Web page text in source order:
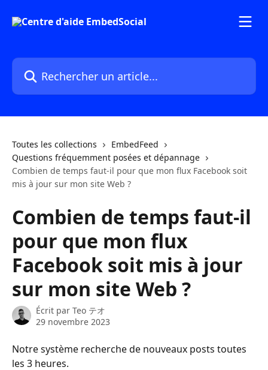
Rechercher un article...
Toutes les collections
EmbedFeed
Questions fréquemment posées et dépannage
Combien de temps faut-il pour que mon flux Facebook soit
mis à jour sur mon site Web ?
Combien de temps faut-il
pour que mon flux
Facebook soit mis à jour
sur mon site Web ?
Écrit par Teo テオ
29 novembre 2023
Notre système recherche de nouveaux posts toutes
les 3 heures.